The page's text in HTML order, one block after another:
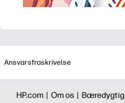
Ansvarsfraskrivelse
HP.com | Om os | Bæredygtig